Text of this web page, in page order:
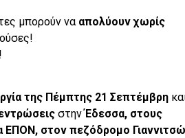
μπορούν να απολύουν χωρίς
της Πέμπτης 21 Σεπτέμβρη
στηνΈδεσσα, στους
ΕΠΟΝ, στον πεζόδρομο